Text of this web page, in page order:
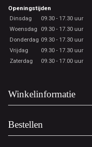
Openingstijden
Dinsdag
09.30 - 17.30 uur
Woensdag
09.30 - 17.30 uur
Donderdag 09.30 - 17.30 uur
Vrijdag
09.30 - 17.30 uur
Zaterdag
09.30 - 17.00 uur
Winkelinformatie
Bestellen